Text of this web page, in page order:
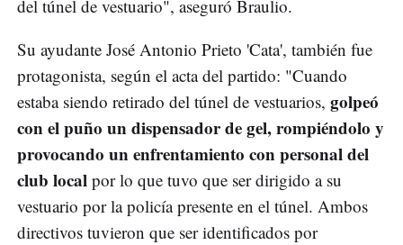
del túnel de vestuario", aseguró Braulio.
Su ayudante José Antonio Prieto 'Cata', también fue
protagonista, según el acta del partido: "Cuando
estaba siendo retirado del túnel de vestuarios, golpeó
con el puño un dispensador de gel, rompiéndolo y
provocando un enfrentamiento con personal del
club local por lo que tuvo que ser dirigido a su
vestuario por la policía presente en el túnel. Ambos
directivos tuvieron que ser identificados por